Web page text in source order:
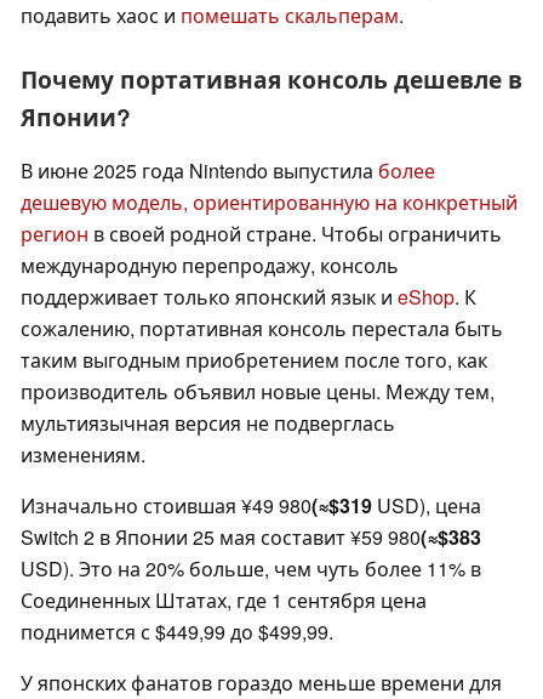
подавить хаос и помешать скальперам.
Почему портативная консоль дешевле в
Японии?
В июне 2025 года Nintendo выпустила более
дешевую модель, ориентированную на конкретный
регион в своей родной стране. Чтобы ограничить
международную перепродажу, консоль
поддерживает только японский язык и eShop. К
сожалению, портативная консоль перестала быть
таким выгодным приобретением после того, как
производитель объявил новые цены. Между тем,
мультиязычная версия не подверглась
изменениям.
Изначально стоившая ¥49 980(≈$319 USD), цена
Switch 2 в Японии 25 мая составит ¥59 980(≈$383
USD). Это на 20% больше, чем чуть более 11% в
Соединенных Штатах, где 1 сентября цена
поднимется с $449,99 до $499,99.
У японских фанатов гораздо меньше времени для